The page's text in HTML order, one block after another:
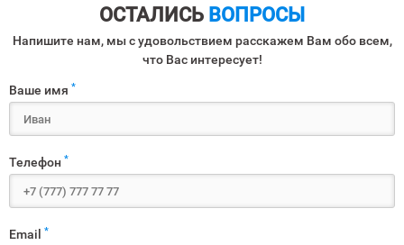
ОСТАЛИСЬ ВОПРОСЫ
Напишите нам, мы с удовольствием расскажем Вам обо всем,
что Вас интересует!
Ваше имя *
Телефон *
Email *